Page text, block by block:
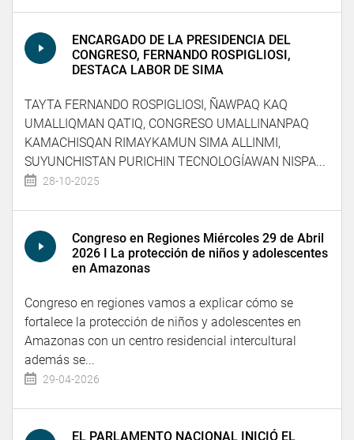
ENCARGADO DE LA PRESIDENCIA DEL
CONGRESO, FERNANDO ROSPIGLIOSI,
DESTACA LABOR DE SIMA
TAYTA FERNANDO ROSPIGLIOSI, ÑAWPAQ KAQ
UMALLIQMAN QATIQ, CONGRESO UMALLINANPAQ
KAMACHISQAN RIMAYKAMUN SIMA ALLINMI,
SUYUNCHISTAN PURICHIN TECNOLOGÍAWAN NISPA...
28-10-2025
Congreso en Regiones Miércoles 29 de Abril
2026 I La protección de niños y adolescentes
en Amazonas
Congreso en regiones vamos a explicar cómo se
fortalece la protección de niños y adolescentes en
Amazonas con un centro residencial intercultural
además se...
29-04-2026
EL PARLAMENTO NACIONAL INICIÓ EL